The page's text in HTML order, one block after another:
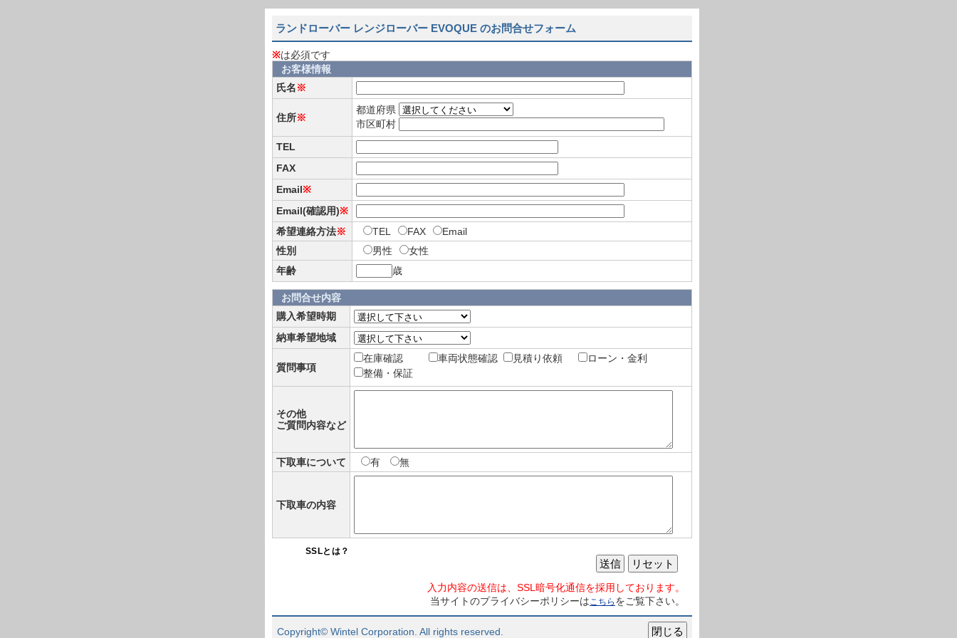
ランドローバー レンジローバー EVOQUE のお問合せフォーム
※は必須です
お客様情報
氏名※
住所※
都道府県
市区町村
TEL
FAX
Email※
Email(確認用)※
希望連絡方法※ TEL FAX
Email
性別
男性
女性
年齢
歳
お問合せ内容
購入希望時期
納車希望地域
質問事項
在庫確認 車両状態確認 見積り依頼
ローン・金利
整備・保証
その他
ご質問内容など
下取車について 有 無
下取車の内容
SSLとは？
リセット
送信
入力内容の送信は、SSL暗号化通信を採用しております。
当サイトのプライバシーポリシーはこちら をご覧下さい。
Copyright© Wintel Corporation. All rights reserved.